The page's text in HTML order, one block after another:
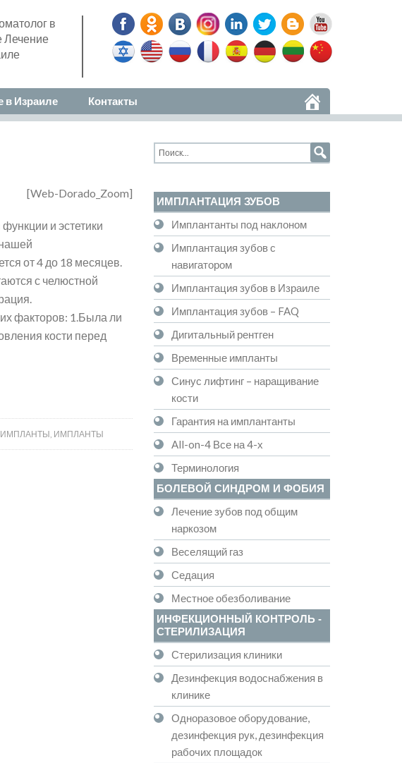
в
Лечение
в Израиле Контакты
[Web-Dorado_Zoom]
и эстетики
от 4 до 18 месяцев.
с челюстной
факторов: 1.Была ли
кости перед
, ИМПЛАНТЫ
ИМПЛАНТАЦИЯ ЗУБОВ
Имплантанты под наклоном
Имплантация зубов с
навигатором
Имплантация зубов в Израиле
Имплантация зубов – FAQ
Дигитальный рентген
Временные импланты
Синус лифтинг – наращивание
кости
Гарантия на имплантанты
All-on-4 Все на 4-х
Терминология
БОЛЕВОЙ СИНДРОМ И ФОБИЯ
Лечение зубов под общим
наркозом
Веселящий газ
Седация
Местное обезболивание
ИНФЕКЦИОННЫЙ КОНТРОЛЬ -
СТЕРИЛИЗАЦИЯ
Стерилизация клиники
Дезинфекция водоснабжения в
клинике
Одноразовое оборудование,
дезинфекция рук, дезинфекция
рабочих площадок